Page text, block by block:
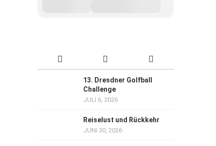
13. Dresdner Golfball
Challenge
JULI 6, 2026
Reiselust und Rückkehr
JUNI 30, 2026